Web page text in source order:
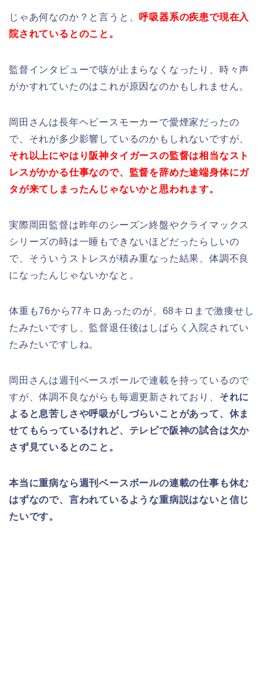
じゃあ何なのか？と言うと、 呼吸器系の疾患で現在入
院されているとのこと。
監督インタビューで咳が止まらなくなったり、時々声
がかすれていたのはこれが原因なのかもしれません。
岡田さんは長年ヘビースモーカーで愛煙家だったの
で、それが多少影響しているのかもしれないですが、
それ以上にやはり阪神タイガースの監督は相当なスト
レスがかかる仕事なので、監督を辞めた途端身体にガ
タが来てしまったんじゃないかと思われます。
実際岡田監督は昨年のシーズン終盤やクライマックス
シリーズの時は一睡もできないほどだったらしいの
で、そういうストレスが積み重なった結果、体調不良
になったんじゃないかなと。
体重も76から77キロあったのが、68キロまで激痩せし
たみたいですし、監督退任後はしばらく入院されてい
たみたいですしね。
岡田さんは週刊ベースボールで連載を持っているので
すが、体調不良ながらも毎週更新されており、 それに
よると息苦しさや呼吸がしづらいことがあって、休ま
せてもらっているけれど、テレビで阪神の試合は欠か
さず見ているとのこと。
本当に重病なら週刊ベースボールの連載の仕事も休む
はずなので、言われているような重病説はないと信じ
たいです。